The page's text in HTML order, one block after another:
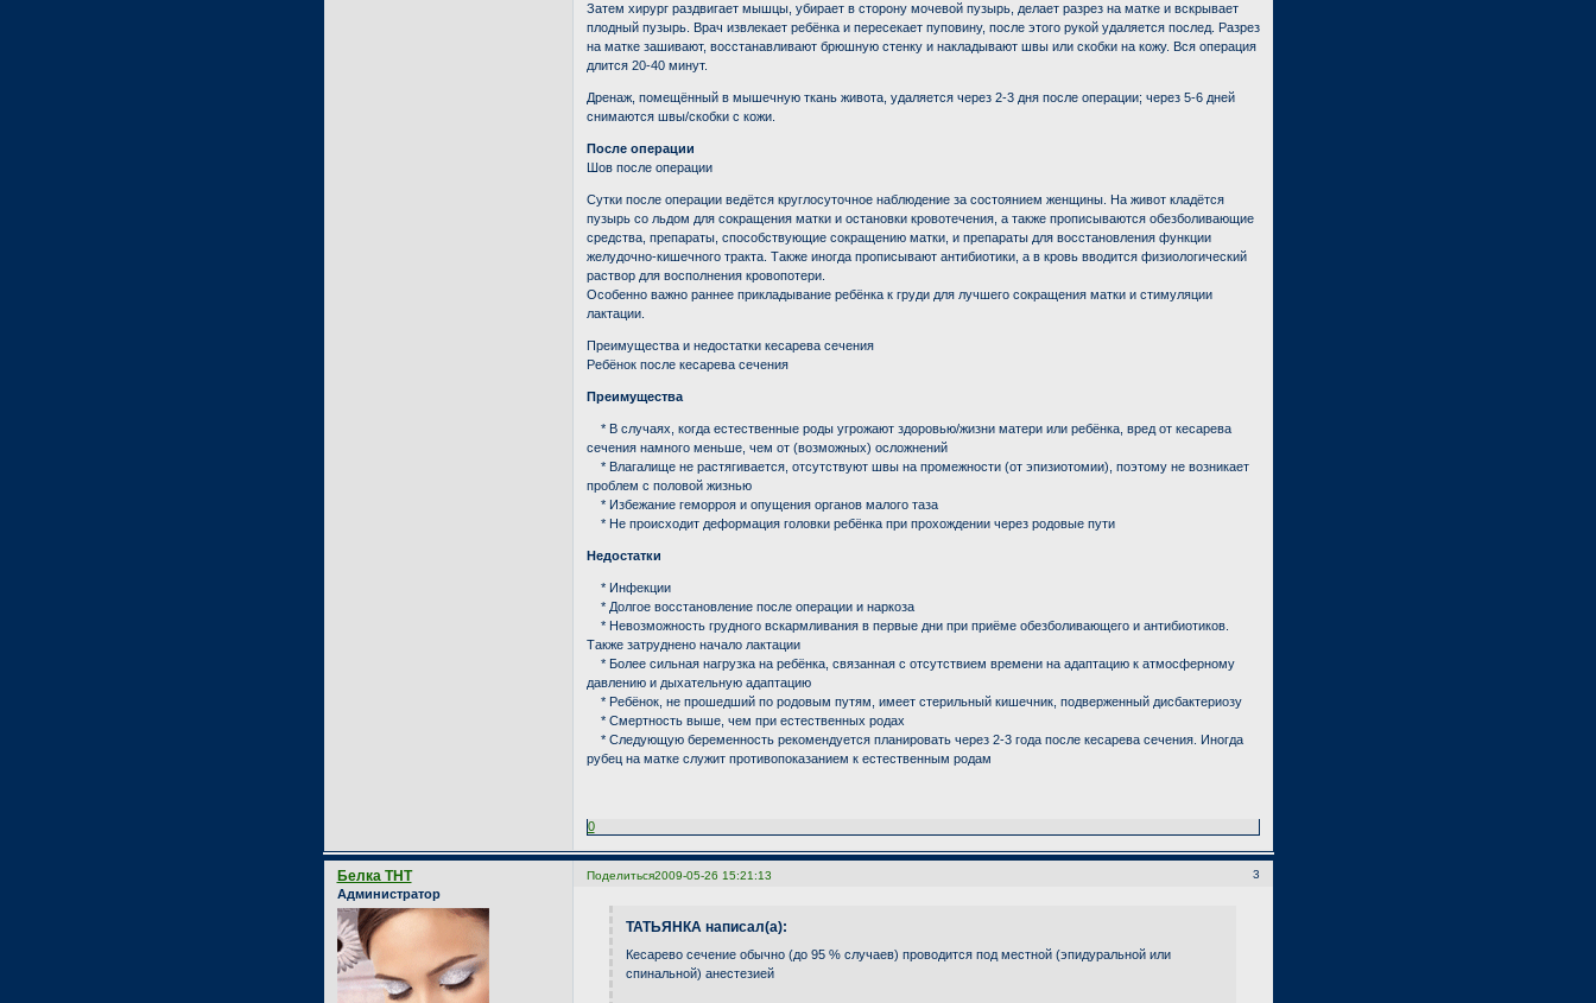
Затем хирург раздвигает мышцы, убирает в сторону мочевой пузырь, делает разрез на матке и вскрывает
плодный пузырь. Врач извлекает ребёнка и пересекает пуповину, после этого рукой удаляется послед. Разрез
на матке зашивают, восстанавливают брюшную стенку и накладывают швы или скобки на кожу. Вся операция
длится 20-40 минут.
Дренаж, помещённый в мышечную ткань живота, удаляется через 2-3 дня после операции; через 5-6 дней
снимаются швы/скобки с кожи.
После операции
Шов после операции
Сутки после операции ведётся круглосуточное наблюдение за состоянием женщины. На живот кладётся
пузырь со льдом для сокращения матки и остановки кровотечения, а также прописываются обезболивающие
средства, препараты, способствующие сокращению матки, и препараты для восстановления функции
желудочно-кишечного тракта. Также иногда прописывают антибиотики, а в кровь вводится физиологический
раствор для восполнения кровопотери.
Особенно важно раннее прикладывание ребёнка к груди для лучшего сокращения матки и стимуляции
лактации.
Преимущества и недостатки кесарева сечения
Ребёнок после кесарева сечения
Преимущества
* В случаях, когда естественные роды угрожают здоровью/жизни матери или ребёнка, вред от кесарева
сечения намного меньше, чем от (возможных) осложнений
* Влагалище не растягивается, отсутствуют швы на промежности (от эпизиотомии), поэтому не возникает
проблем с половой жизнью
* Избежание геморроя и опущения органов малого таза
* Не происходит деформация головки ребёнка при прохождении через родовые пути
Недостатки
* Инфекции
* Долгое восстановление после операции и наркоза
* Невозможность грудного вскармливания в первые дни при приёме обезболивающего и антибиотиков.
Также затруднено начало лактации
* Более сильная нагрузка на ребёнка, связанная с отсутствием времени на адаптацию к атмосферному
давлению и дыхательную адаптацию
* Ребёнок, не прошедший по родовым путям, имеет стерильный кишечник, подверженный дисбактериозу
* Смертность выше, чем при естественных родах
* Следующую беременность рекомендуется планировать через 2-3 года после кесарева сечения. Иногда
рубец на матке служит противопоказанием к естественным родам
0
Поделиться 3
2009-05-26 15:21:13
Белка ТНТ
Администратор
ТАТЬЯНКА написал(а):
Кесарево сечение обычно (до 95 % случаев) проводится под местной (эпидуральной или
спинальной) анестезией